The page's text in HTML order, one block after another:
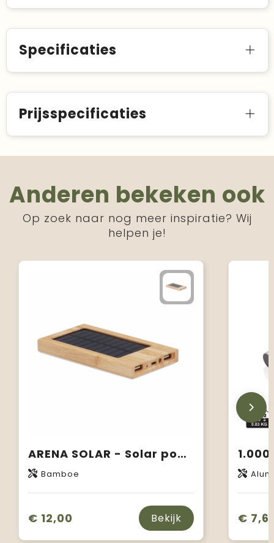
Specificaties
Prijsspecificaties
Anderen bekeken ook
Op zoek naar nog meer inspiratie? Wij
helpen je!
ARENA SOLAR - Solar powerbank 4000 mAh
Bamboe
€ 12,00 Bekijk €